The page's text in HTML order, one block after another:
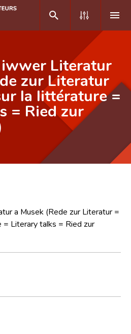
iwwer Literatur
zur Literatur
la littérature =
= Ried zur
a Musek (Rede zur Literatur =
= Literary talks = Ried zur